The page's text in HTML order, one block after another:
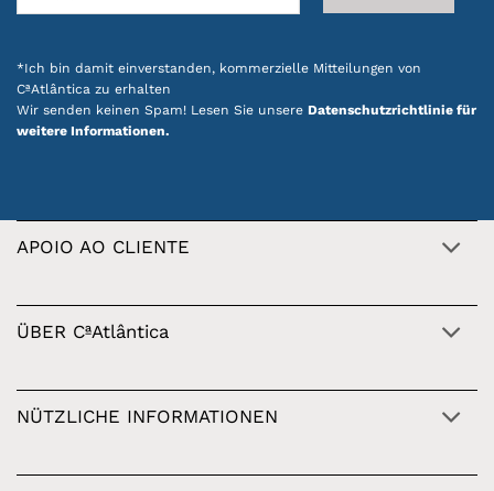
*Ich bin damit einverstanden, kommerzielle Mitteilungen von
CªAtlântica zu erhalten
Wir senden keinen Spam! Lesen Sie unsere Datenschutzrichtlinie für
weitere Informationen.
APOIO AO CLIENTE
ÜBER CªAtlântica
NÜTZLICHE INFORMATIONEN